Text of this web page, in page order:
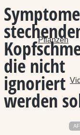
Pflanzen
die nicht
ignoriert
werden